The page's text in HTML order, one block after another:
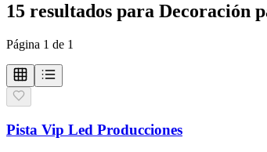
15 resultados para Decoración
Página 1 de 1
Pista Vip Led Producciones